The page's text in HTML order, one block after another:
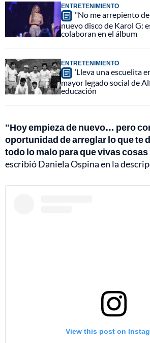
ENTRETENIMIENTO
"No me arrepiento
nuevo disco de Karol G:
colaboran en el álbum
ENTRETENIMIENTO
‘Lleva una escuelita
mayor legado social de
educación
"Hoy empieza de nuevo… pero
oportunidad de arreglar lo que te
todo lo malo para que vivas cosas
escribió Daniela Ospina en la
View this post on